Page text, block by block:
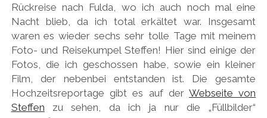
Rückreise nach Fulda, wo ich auch noch mal eine
Nacht blieb, da ich total erkältet war. Insgesamt
waren es wieder sechs sehr tolle Tage mit meinem
Foto- und Reisekumpel Steffen! Hier sind einige der
Fotos, die ich geschossen habe, sowie ein kleiner
Film, der nebenbei entstanden ist. Die gesamte
Hochzeitsreportage gibt es auf derWebseite von
Steffen zu sehen, da ich ja nur die „Füllbilder“